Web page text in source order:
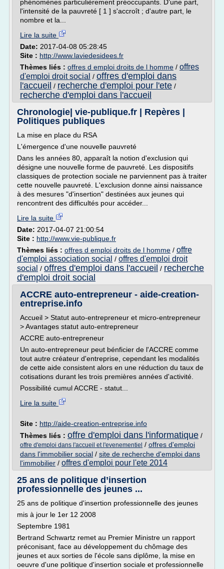
phénomènes particulièrement préoccupants. D'une part,
l'intensité de la pauvreté [ 1 ] s'accroît ; d'autre part, le
nombre et la...
Lire la suite
Date: 2017-04-08 05:28:45
Site : http://www.laviedesidees.fr
Thèmes liés : offres d emploi droits de l homme / offres
d'emploi droit social / offres d'emploi dans
l'accueil / recherche d'emploi pour l'ete /
recherche d'emploi dans l'accueil
Chronologie| vie-publique.fr | Repères |
Politiques publiques
La mise en place du RSA
L'émergence d'une nouvelle pauvreté
Dans les années 80, apparaît la notion d'exclusion qui
désigne une nouvelle forme de pauvreté. Les dispositifs
classiques de protection sociale ne parviennent pas à traiter
cette nouvelle pauvreté. L'exclusion donne ainsi naissance
à des mesures "d'insertion" destinées aux jeunes qui
rencontrent des difficultés pour accéder...
Lire la suite
Date: 2017-04-07 21:00:54
Site : http://www.vie-publique.fr
Thèmes liés : offres d emploi droits de l homme / offre
d'emploi association social / offres d'emploi droit
social / offres d'emploi dans l'accueil / recherche
d'emploi droit social
ACCRE auto-entrepreneur - aide-creation-
entreprise.info
Accueil > Statut auto-entrepreneur et micro-entrepreneur
> Avantages statut auto-entrepreneur
ACCRE auto-entrepreneur
Un auto-entrepreneur peut bénficier de l'ACCRE comme
tout autre créateur d'entreprise, cependant les modalités
de cette aide consistent alors en une réduction du taux de
cotisations durant les trois premières années d'activité.
Possibilité cumul ACCRE - statut...
Lire la suite
Site : http://aide-creation-entreprise.info
Thèmes liés : offre d'emploi dans l'informatique /
offre d'emploi dans l'accueil et l'evenementiel / offres d'emploi
dans l'immobilier social / site de recherche d'emploi dans
l'immobilier / offres d'emploi pour l'ete 2014
25 ans de politique d’insertion
professionnelle des jeunes ...
25 ans de politique d'insertion professionnelle des jeunes
mis à jour le 1er 12 2008
Septembre 1981
Bertrand Schwartz remet au Premier Ministre un rapport
préconisant, face au développement du chômage des
jeunes et aux sorties de l'école sans diplôme, la mise en
oeuvre d'une politique d'insertion sociale et professionnelle